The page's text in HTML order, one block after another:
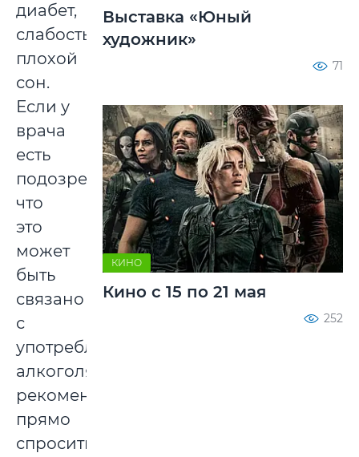
диабет,
слабость,
плохой
сон.
Если у
врача
есть
подозрение,
что
это
может
быть
связано
с
употреблением
алкоголя,
рекомендуется
прямо
спросить
Выставка «Юный
художник»
71
КИНО
Кино с 15 по 21 мая
252